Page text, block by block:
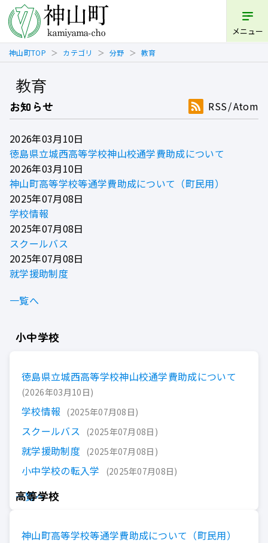
メニュー
神山町TOP カテゴリ 分野 教育
教育
お知らせ RSS Atom
2026年03月10日
徳島県立城西高等学校神山校通学費助成について
2026年03月10日
神山町高等学校等通学費助成について（町民用）
2025年07月08日
学校情報
2025年07月08日
スクールバス
2025年07月08日
就学援助制度
一覧へ
小中学校
徳島県立城西高等学校神山校通学費助成について
2026年03月10日
学校情報 2025年07月08日
スクールバス 2025年07月08日
就学援助制度 2025年07月08日
小中学校の転入学 2025年07月08日
一覧へ
高等学校
神山町高等学校等通学費助成について（町民用）